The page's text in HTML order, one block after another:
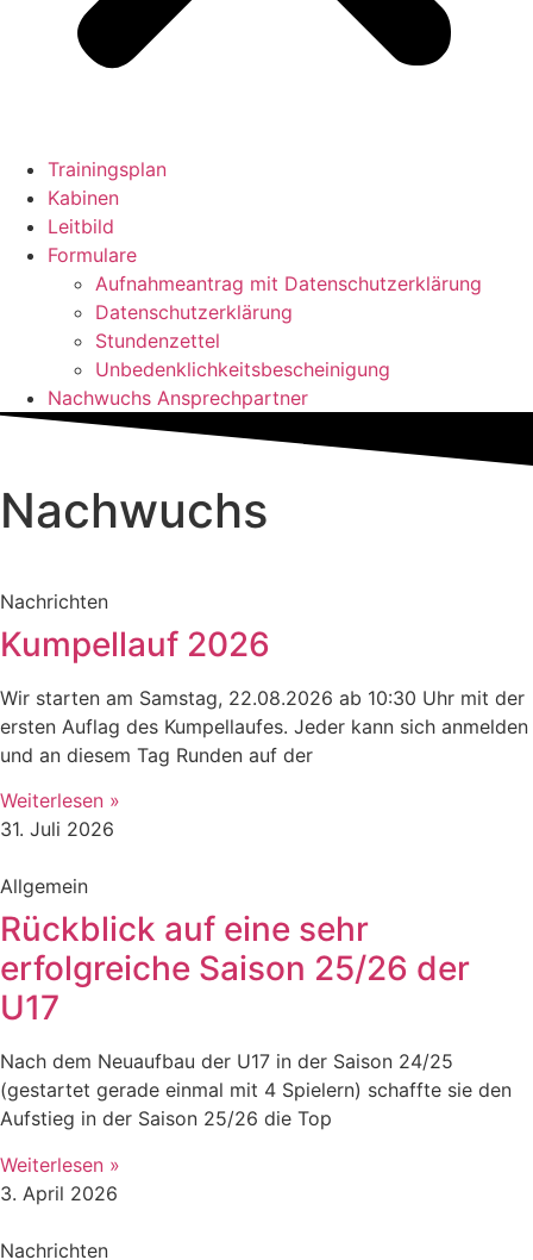
Trainingsplan
Kabinen
Leitbild
Formulare
Aufnahmeantrag mit Datenschutzerklärung
Datenschutzerklärung
Stundenzettel
Unbedenklichkeitsbescheinigung
Nachwuchs Ansprechpartner
Nachwuchs
Nachrichten
Kumpellauf 2026
Wir starten am Samstag, 22.08.2026 ab 10:30 Uhr mit der
ersten Auflag des Kumpellaufes. Jeder kann sich anmelden
und an diesem Tag Runden auf der
Weiterlesen »
31. Juli 2026
Allgemein
Rückblick auf eine sehr
erfolgreiche Saison 25/26 der
U17
Nach dem Neuaufbau der U17 in der Saison 24/25
(gestartet gerade einmal mit 4 Spielern) schaffte sie den
Aufstieg in der Saison 25/26 die Top
Weiterlesen »
3. April 2026
Nachrichten